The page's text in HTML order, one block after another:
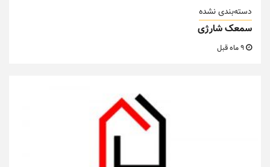
دسته‌بندی نشده
سمعک شارژی